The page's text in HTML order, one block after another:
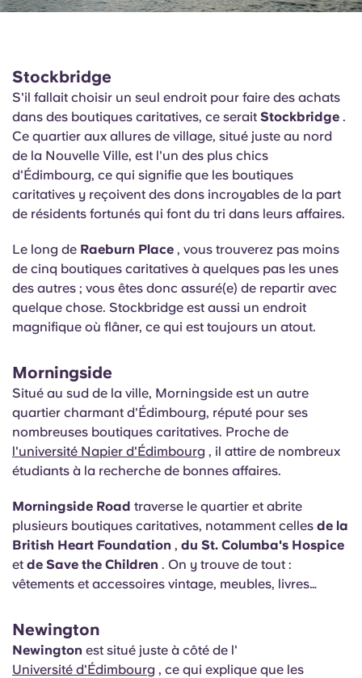
Stockbridge
S'il fallait choisir un seul endroit pour faire des achats
dans des boutiques caritatives, ce serait Stockbridge .
Ce quartier aux allures de village, situé juste au nord
de la Nouvelle Ville, est l'un des plus chics
d'Édimbourg, ce qui signifie que les boutiques
caritatives y reçoivent des dons incroyables de la part
de résidents fortunés qui font du tri dans leurs affaires.
Le long de Raeburn Place , vous trouverez pas moins
de cinq boutiques caritatives à quelques pas les unes
des autres ; vous êtes donc assuré(e) de repartir avec
quelque chose. Stockbridge est aussi un endroit
magnifique où flâner, ce qui est toujours un atout.
Morningside
Situé au sud de la ville, Morningside est un autre
quartier charmant d'Édimbourg, réputé pour ses
nombreuses boutiques caritatives. Proche de
l'université Napier d'Édimbourg , il attire de nombreux
étudiants à la recherche de bonnes affaires.
Morningside Road traverse le quartier et abrite
plusieurs boutiques caritatives, notamment celles de la
British Heart Foundation , du St. Columba's Hospice
et de Save the Children . On y trouve de tout :
vêtements et accessoires vintage, meubles, livres…
Newington
Newington est situé juste à côté de l'
Université d'Édimbourg , ce qui explique que les